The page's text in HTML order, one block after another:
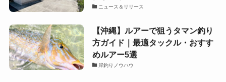
ニュース＆リリース
【沖縄】ルアーで狙うタマン釣り
方ガイド｜最適タックル・おすす
めルアー5選
岸釣りノウハウ